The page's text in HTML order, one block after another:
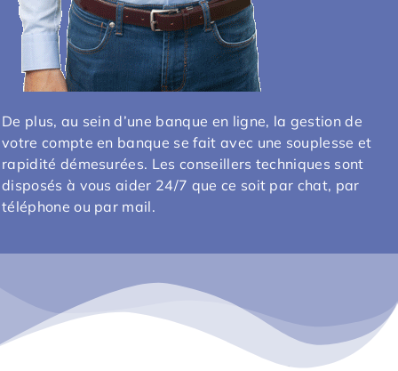
De plus, au sein d’une banque en ligne, la gestion de
votre compte en banque se fait avec une souplesse et
rapidité démesurées. Les conseillers techniques sont
disposés à vous aider 24/7 que ce soit par chat, par
téléphone ou par mail.